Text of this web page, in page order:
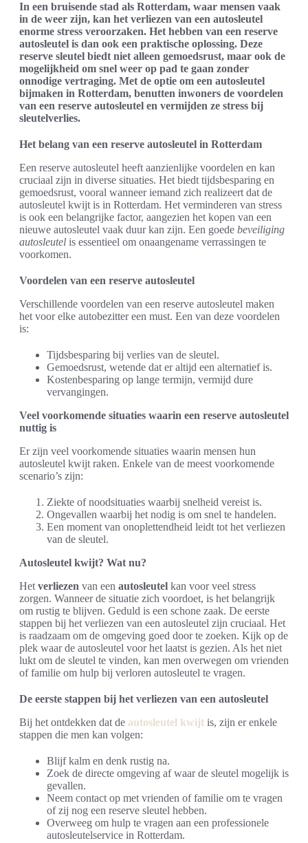
In een bruisende stad als Rotterdam, waar mensen vaak
in de weer zijn, kan het verliezen van een autosleutel
enorme stress veroorzaken. Het hebben van een reserve
autosleutel is dan ook een praktische oplossing. Deze
reserve sleutel biedt niet alleen gemoedsrust, maar ook de
mogelijkheid om snel weer op pad te gaan zonder
onnodige vertraging. Met de optie om een autosleutel
bijmaken in Rotterdam, benutten inwoners de voordelen
van een reserve autosleutel en vermijden ze stress bij
sleutelverlies.
Het belang van een reserve autosleutel in Rotterdam
Een reserve autosleutel heeft aanzienlijke voordelen en kan
cruciaal zijn in diverse situaties. Het biedt tijdsbesparing en
gemoedsrust, vooral wanneer iemand zich realizeert dat de
autosleutel kwijt is in Rotterdam. Het verminderen van stress
is ook een belangrijke factor, aangezien het kopen van een
nieuwe autosleutel vaak duur kan zijn. Een goede beveiliging
autosleutel is essentieel om onaangename verrassingen te
voorkomen.
Voordelen van een reserve autosleutel
Verschillende voordelen van een reserve autosleutel maken
het voor elke autobezitter een must. Een van deze voordelen
is:
Tijdsbesparing bij verlies van de sleutel.
Gemoedsrust, wetende dat er altijd een alternatief is.
Kostenbesparing op lange termijn, vermijd dure
vervangingen.
Veel voorkomende situaties waarin een reserve autosleutel
nuttig is
Er zijn veel voorkomende situaties waarin mensen hun
autosleutel kwijt raken. Enkele van de meest voorkomende
scenario’s zijn:
Ziekte of noodsituaties waarbij snelheid vereist is.
Ongevallen waarbij het nodig is om snel te handelen.
Een moment van onoplettendheid leidt tot het verliezen
van de sleutel.
Autosleutel kwijt? Wat nu?
Het verliezen van een autosleutel kan voor veel stress
zorgen. Wanneer de situatie zich voordoet, is het belangrijk
om rustig te blijven. Geduld is een schone zaak. De eerste
stappen bij het verliezen van een autosleutel zijn cruciaal. Het
is raadzaam om de omgeving goed door te zoeken. Kijk op de
plek waar de autosleutel voor het laatst is gezien. Als het niet
lukt om de sleutel te vinden, kan men overwegen om vrienden
of familie om hulp bij verloren autosleutel te vragen.
De eerste stappen bij het verliezen van een autosleutel
Bij het ontdekken dat de autosleutel kwijt is, zijn er enkele
stappen die men kan volgen:
Blijf kalm en denk rustig na.
Zoek de directe omgeving af waar de sleutel mogelijk is
gevallen.
Neem contact op met vrienden of familie om te vragen
of zij nog een reserve sleutel hebben.
Overweeg om hulp te vragen aan een professionele
autosleutelservice in Rotterdam.